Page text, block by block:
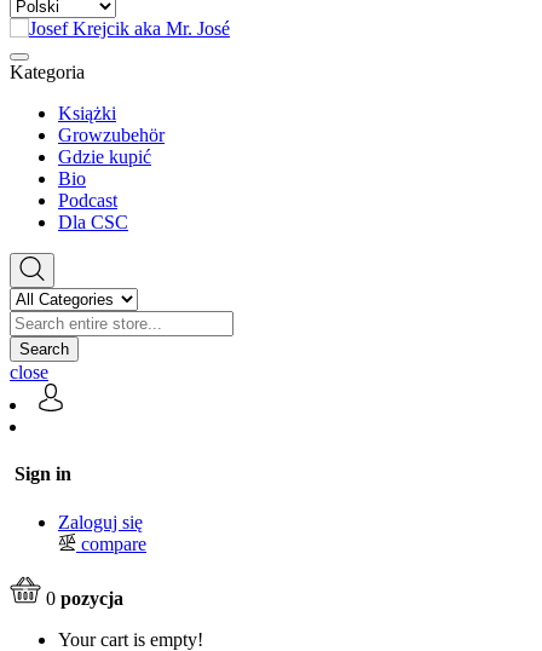
Kategoria
Książki
Growzubehör
Gdzie kupić
Bio
Podcast
Dla CSC
Search
close
Sign in
Zaloguj się
compare
0 pozycja
Your cart is empty!